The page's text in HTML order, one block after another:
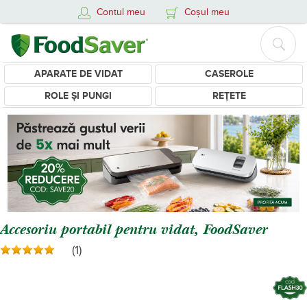
Contul meu Coșul meu
APARATE DE VIDAT
CASEROLE
ROLE ȘI PUNGI
REȚETE
Accesoriu portabil pentru vidat, FoodSaver
(1)